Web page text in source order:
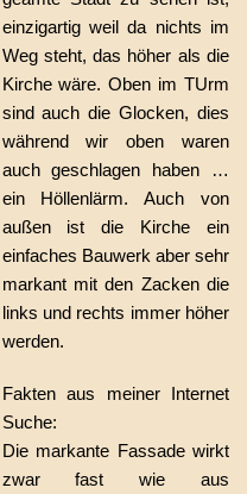
einzigartig weil da nichts im
Weg steht, das höher als die
Kirche wäre. Oben im TUrm
sind auch die Glocken, dies
während wir oben waren
auch geschlagen haben …
ein Höllenlärm. Auch von
außen ist die Kirche ein
einfaches Bauwerk aber sehr
markant mit den Zacken die
links und rechts immer höher
werden.
Fakten aus meiner Internet
Suche:
Die markante Fassade wirkt
zwar fast wie aus